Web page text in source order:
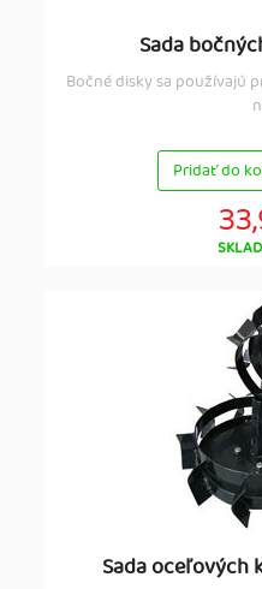
Sada
Bočné disky sa používajú
Pridať do
Sada oceľových